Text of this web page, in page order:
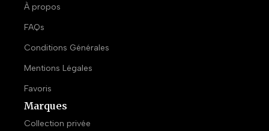
À propos
FAQs
Conditions Générales
Mentions Légales
Favoris
Marques
Collection privée